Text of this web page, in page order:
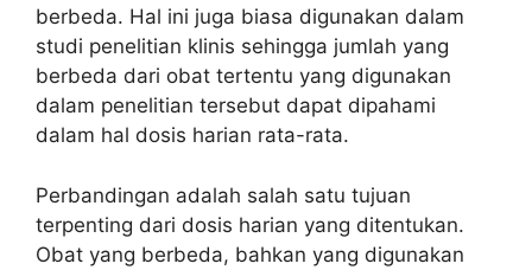
berbeda. Hal ini juga biasa digunakan dalam
studi penelitian klinis sehingga jumlah yang
berbeda dari obat tertentu yang digunakan
dalam penelitian tersebut dapat dipahami
dalam hal dosis harian rata-rata.
Perbandingan adalah salah satu tujuan
terpenting dari dosis harian yang ditentukan.
Obat yang berbeda, bahkan yang digunakan